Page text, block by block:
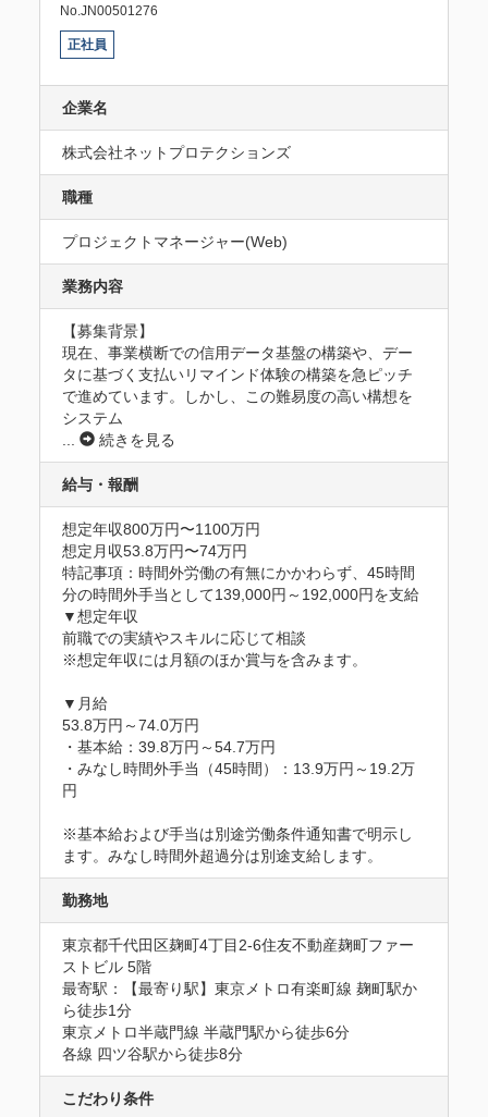
No.JN00501276
正社員
企業名
株式会社ネットプロテクションズ
職種
プロジェクトマネージャー(Web)
業務内容
【募集背景】
現在、事業横断での信用データ基盤の構築や、デー
タに基づく支払いリマインド体験の構築を急ピッチ
で進めています。しかし、この難易度の高い構想を
システム
続きを見る
給与・報酬
想定年収800万円〜1100万円
想定月収53.8万円〜74万円
特記事項：時間外労働の有無にかかわらず、45時間
分の時間外手当として139,000円～192,000円を支給
▼想定年収
前職での実績やスキルに応じて相談
※想定年収には月額のほか賞与を含みます。
▼月給
53.8万円～74.0万円
・基本給：39.8万円～54.7万円
・みなし時間外手当（45時間）：13.9万円～19.2万
円
※基本給および手当は別途労働条件通知書で明示し
ます。みなし時間外超過分は別途支給します。
勤務地
東京都千代田区麹町4丁目2-6住友不動産麹町ファー
ストビル 5階
最寄駅：【最寄り駅】東京メトロ有楽町線 麹町駅か
ら徒歩1分
東京メトロ半蔵門線 半蔵門駅から徒歩6分
各線 四ツ谷駅から徒歩8分
こだわり条件